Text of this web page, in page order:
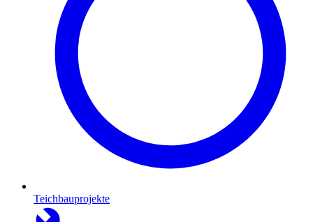
Teichbauprojekte